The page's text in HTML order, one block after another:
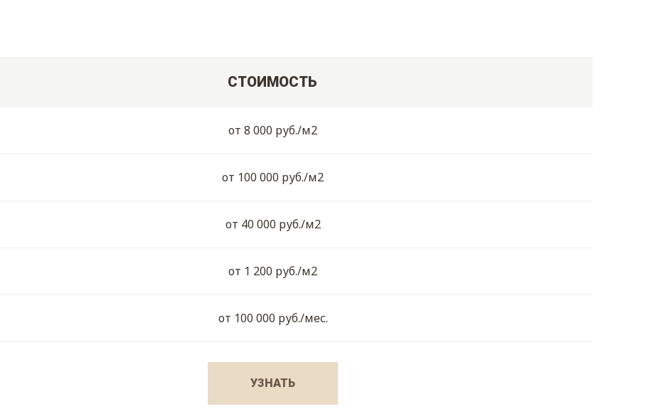
СТОИМОСТЬ
от 8 000 руб./м2
от 100 000 руб./м2
от 40 000 руб./м2
от 1 200 руб./м2
от 100 000 руб./мес.
УЗНАТЬ